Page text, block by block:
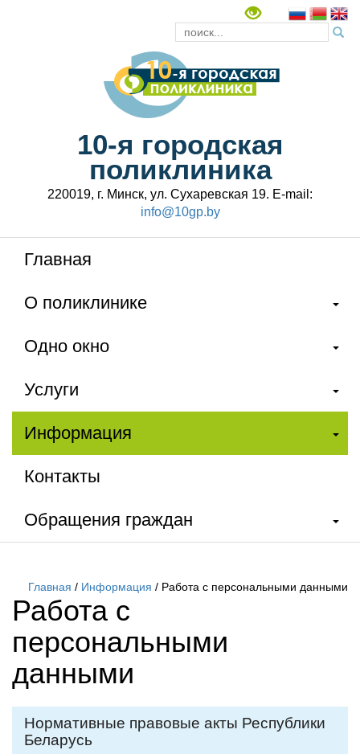
10-я городская
поликлиника
220019, г. Минск, ул. Сухаревская 19. E-mail:
info@10gp.by
Главная
О поликлинике
Одно окно
Услуги
Информация
Контакты
Обращения граждан
Главная / Информация / Работа с персональными данными
Работа с
персональными
данными
Нормативные правовые акты Республики
Беларусь